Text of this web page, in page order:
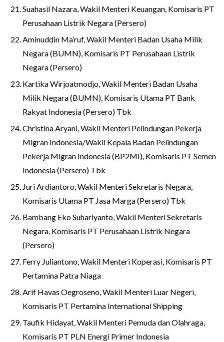
Suahasil Nazara, Wakil Menteri Keuangan, Komisaris PT
Perusahaan Listrik Negara (Persero)
Aminuddin Ma’ruf, Wakil Menteri Badan Usaha Milik
Negara (BUMN), Komisaris PT Perusahaan Listrik
Negara (Persero)
Kartika Wirjoatmodjo, Wakil Menteri Badan Usaha
Milik Negara (BUMN), Komisaris Utama PT Bank
Rakyat Indonesia (Persero) Tbk
Christina Aryani, Wakil Menteri Pelindungan Pekerja
Migran Indonesia/Wakil Kepala Badan Pelindungan
Pekerja Migran Indonesia (BP2MI), Komisaris PT Semen
Indonesia (Persero) Tbk
Juri Ardiantoro, Wakil Menteri Sekretaris Negara,
Komisaris Utama PT Jasa Marga (Persero) Tbk
Bambang Eko Suhariyanto, Wakil Menteri Sekretaris
Negara, Komisaris PT Perusahaan Listrik Negara
(Persero)
Ferry Juliantono, Wakil Menteri Koperasi, Komisaris PT
Pertamina Patra Niaga
Arif Havas Oegroseno, Wakil Menteri Luar Negeri,
Komisaris PT Pertamina International Shipping
Taufik Hidayat, Wakil Menteri Pemuda dan Olahraga,
Komisaris PT PLN Energi Primer Indonesia